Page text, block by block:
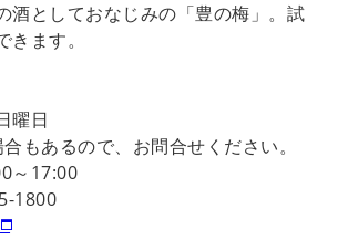
酒としておなじみの「豊の梅」。試
ます。
曜日
もあるので、お問合せください。
～17:00
1800